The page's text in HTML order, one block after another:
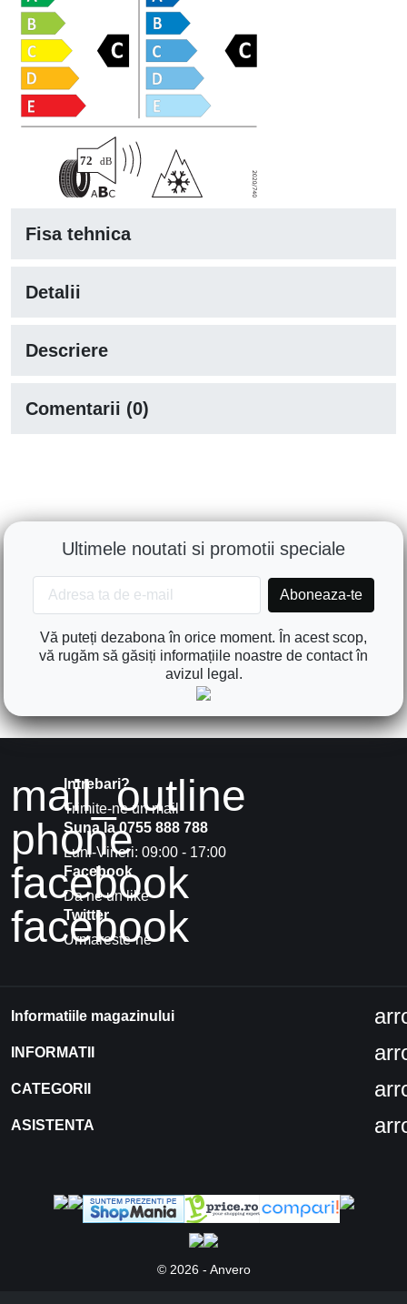
Fisa tehnica
Detalii
Descriere
Comentarii (0)
Ultimele noutati si promotii speciale
Vă puteți dezabona în orice moment. În acest scop,
vă rugăm să găsiți informațiile noastre de contact în
avizul legal.
mail_outline
Intrebari?
Trimite-ne un mail
phone
Suna la 0755 888 788
Luni-Vineri: 09:00 - 17:00
facebook
Facebook
Da ne un like
facebook
Twitter
Urmareste-ne
Informatiile magazinului
INFORMATII
CATEGORII
ASISTENTA
© 2026 - Anvero